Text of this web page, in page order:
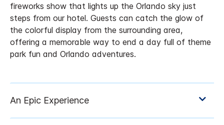
fireworks show that lights up the Orlando sky just
steps from our hotel. Guests can catch the glow of
the colorful display from the surrounding area,
offering a memorable way to end a day full of theme
park fun and Orlando adventures.